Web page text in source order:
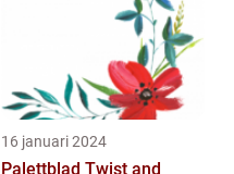
16 januari 2024
Palettblad Twist and